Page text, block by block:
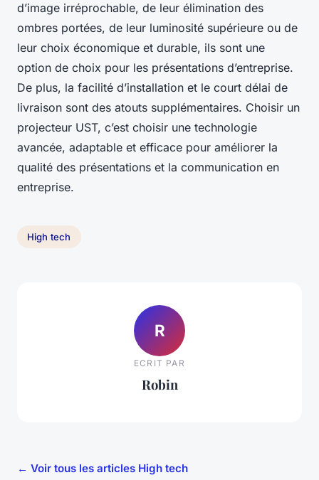
d’image irréprochable, de leur élimination des
ombres portées, de leur luminosité supérieure ou de
leur choix économique et durable, ils sont une
option de choix pour les présentations d’entreprise.
De plus, la facilité d’installation et le court délai de
livraison sont des atouts supplémentaires. Choisir un
projecteur UST, c’est choisir une technologie
avancée, adaptable et efficace pour améliorer la
qualité des présentations et la communication en
entreprise.
High tech
R
ECRIT PAR
Robin
← Voir tous les articles High tech